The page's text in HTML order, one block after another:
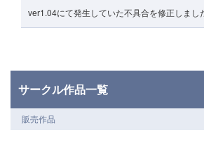
ver1.04にて発生していた不具合を修正しまし
サークル作品一覧
販売作品